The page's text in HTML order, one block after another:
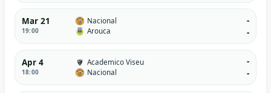
Mar 21
19:00
Nacional
Arouca
-
-
Apr 4
18:00
Academico Viseu
Nacional
-
-